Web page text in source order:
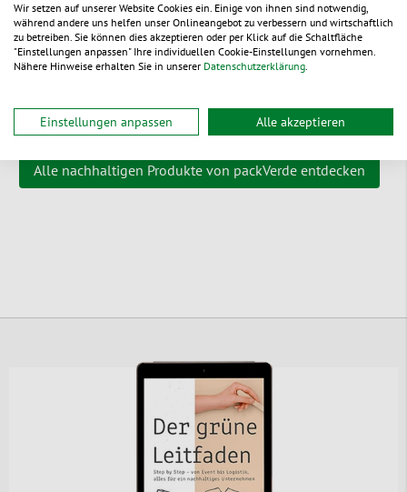
Alle nachhaltigen Produkte von packVerde entdecken
Wir setzen auf unserer Website Cookies ein. Einige von ihnen sind notwendig,
während andere uns helfen unser Onlineangebot zu verbessern und wirtschaftlich
zu betreiben. Sie können dies akzeptieren oder per Klick auf die Schaltfläche
"Einstellungen anpassen" Ihre individuellen Cookie-Einstellungen vornehmen.
Nähere Hinweise erhalten Sie in unserer Datenschutzerklärung.
Einstellungen anpassen Alle akzeptieren